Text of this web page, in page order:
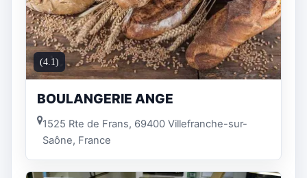
(4.1)
BOULANGERIE ANGE
1525 Rte de Frans, 69400 Villefranche-sur-
Saône, France